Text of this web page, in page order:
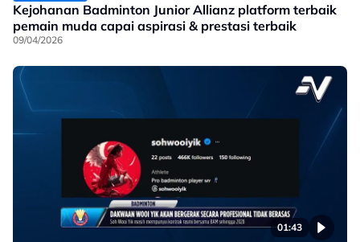
Kejohanan Badminton Junior Allianz platform terbaik
pemain muda capai aspirasi & prestasi terbaik
09/04/2026
01:43